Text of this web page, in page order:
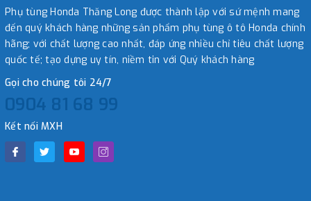
Phụ tùng Honda Thăng Long được thành lập với sứ mệnh mang
đến quý khách hàng những sản phẩm phụ tùng ô tô Honda chính
hãng; với chất lượng cao nhất, đáp ứng nhiều chỉ tiêu chất lượng
quốc tế; tạo dựng uy tín, niềm tin với Quý khách hàng
Gọi cho chúng tôi 24/7
0904 81 68 99
Kết nối MXH